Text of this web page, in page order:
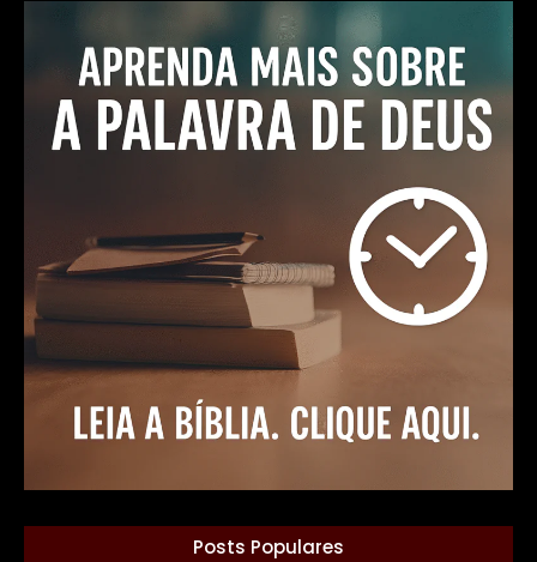
Posts Populares